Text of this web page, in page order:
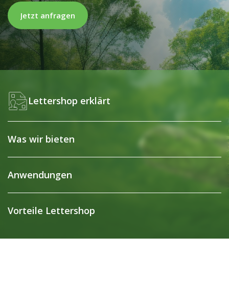
Jetzt anfragen
Lettershop erklärt
Was wir bieten
Anwendungen
Vorteile Lettershop